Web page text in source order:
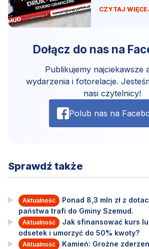
CZYTAJ
Dołącz do nas na
Publikujemy najciekawsze
wydarzenia i fotorelacje.
nasi czytelnicy!
Polub nas na
Sprawdź także
Aktualność
Ponad 8,3 mln zł z
państwa trafi do Gminy Szemud.
Aktualność
Jak sfinansować kurs
odsetek i umorzyć do 50% kwoty?
Aktualność
Kamień: Groźne